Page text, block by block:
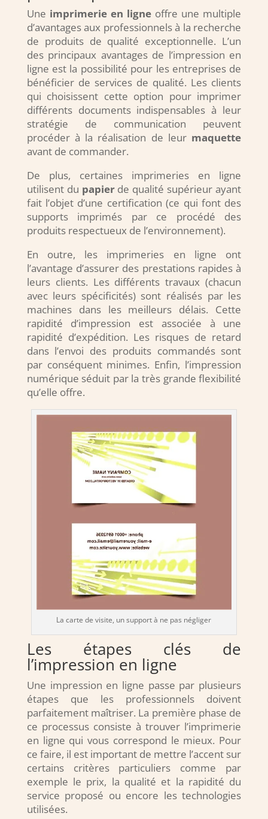
Une imprimerie en ligne offre une multiple
d’avantages aux professionnels à la recherche
de produits de qualité exceptionnelle. L’un
des principaux avantages de l’impression en
ligne est la possibilité pour les entreprises de
bénéficier de services de qualité. Les clients
qui choisissent cette option pour imprimer
différents documents indispensables à leur
stratégie de communication peuvent
procéder à la réalisation de leur maquette
avant de commander.
De plus, certaines imprimeries en ligne
utilisent du papierde qualité supérieur ayant
fait l’objet d’une certification (ce qui font des
supports imprimés par ce procédé des
produits respectueux de l’environnement).
En outre, les imprimeries en ligne ont
l’avantage d’assurer des prestations rapides à
leurs clients. Les différents travaux (chacun
avec leurs spécificités) sont réalisés par les
machines dans les meilleurs délais. Cette
rapidité d’impression est associée à une
rapidité d’expédition. Les risques de retard
dans l’envoi des produits commandés sont
par conséquent minimes. Enfin, l’impression
numérique séduit par la très grande flexibilité
qu’elle offre.
La carte de visite, un support à ne pas négliger
Les étapes clés de
l’impression en ligne
Une impression en ligne passe par plusieurs
étapes que les professionnels doivent
parfaitement maîtriser. La première phase de
ce processus consiste à trouver l’imprimerie
en ligne qui vous correspond le mieux. Pour
ce faire, il est important de mettre l’accent sur
certains critères particuliers comme par
exemple le prix, la qualité et la rapidité du
service proposé ou encore les technologies
utilisées.